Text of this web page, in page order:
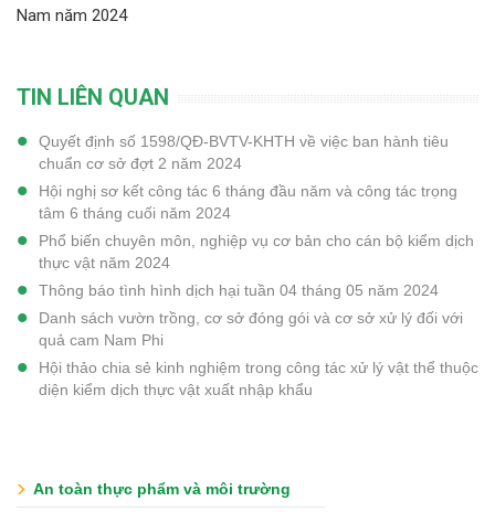
Nam năm 2024
TIN LIÊN QUAN
Quyết định số 1598/QĐ-BVTV-KHTH về việc ban hành tiêu
chuẩn cơ sở đợt 2 năm 2024
Hội nghị sơ kết công tác 6 tháng đầu năm và công tác trọng
tâm 6 tháng cuối năm 2024
Phổ biến chuyên môn, nghiệp vụ cơ bản cho cán bộ kiểm dịch
thực vật năm 2024
Thông báo tình hình dịch hại tuần 04 tháng 05 năm 2024
Danh sách vườn trồng, cơ sở đóng gói và cơ sở xử lý đối với
quả cam Nam Phi
Hội thảo chia sẻ kinh nghiệm trong công tác xử lý vật thể thuộc
diện kiểm dịch thực vật xuất nhập khẩu
An toàn thực phẩm và môi trường